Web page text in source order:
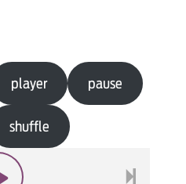
player pause
shuffle